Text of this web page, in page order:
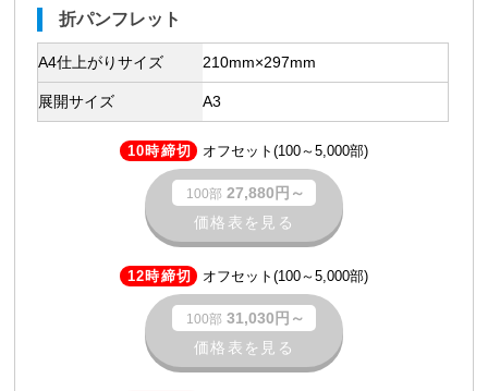
折パンフレット
A4仕上がりサイズ 210mm×297mm
展開サイズ A3
10時締切 オフセット(100～5,000部)
100部 27,880円～
価格表を見る
12時締切 オフセット(100～5,000部)
100部 31,030円～
価格表を見る